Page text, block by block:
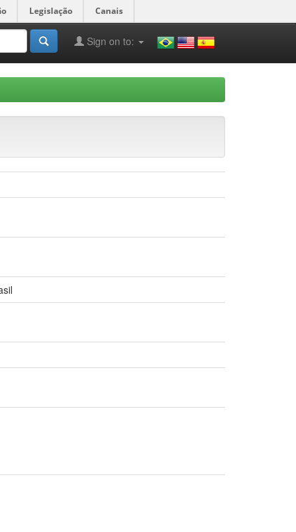
Legislação Canais
Sign on to: